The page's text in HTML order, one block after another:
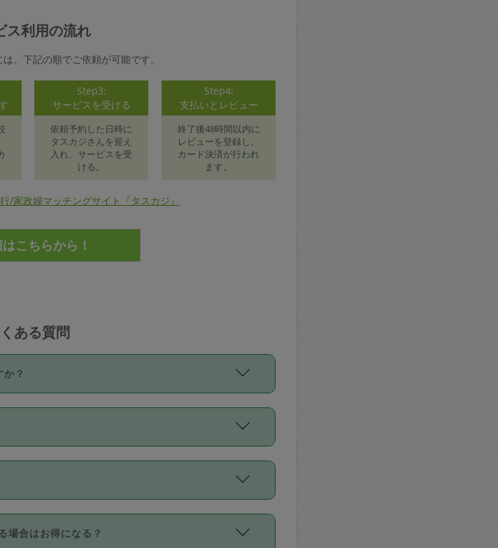
ス利用の流れ
、下記の順でご依頼が可能です。
Step3:
サービスを受ける
依頼予約した日時に
タスカジさんを迎え
入れ、サービスを受
ける。
Step4:
支払いとレビュー
終了後48時間以内に
レビューを登録し、
カード決済が行われ
ます。
/家政婦マッチングサイト『タスカジ』
ある質問
？
えて依頼したい場合は、延長機能をご利用くださ
ジさんに事前に相談し、合意の上事前申請すること
値引き等はございません。
身が価格を選んで設定しています。
があり、レビュー件数、レビューの平均値、などで
仕組みになっています。
Master／JCB／AMERICAN EXPRESS／Diners
場合はお得になる？